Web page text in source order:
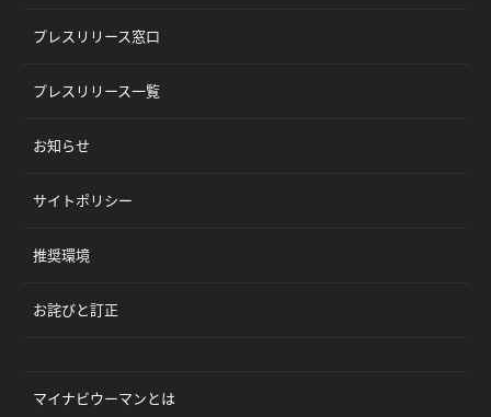
プレスリリース窓口
プレスリリース一覧
お知らせ
サイトポリシー
推奨環境
お詫びと訂正
マイナビウーマンとは